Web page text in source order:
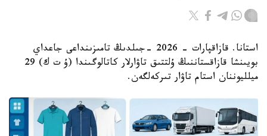
استانا. قازاقپارات - 2026 -جىلدىڭ تامىزىنداعى جاعداي
بويىنشا قازاقستاننىڭ ۇلتتىق تاۋارلار كاتالوگىندا (ۇ ت ك) 29
ميلليوننان استام تاۋار تىركەلگەن.